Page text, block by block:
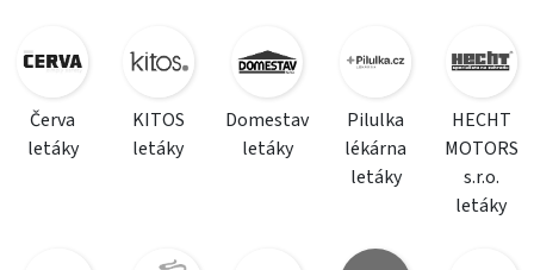
Červa
letáky
KITOS
letáky
Domestav
letáky
Pilulka
lékárna
letáky
HECHT
MOTORS
s.r.o.
letáky